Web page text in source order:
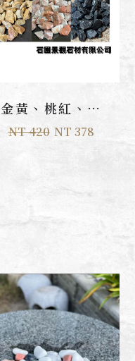
加入購物車
金黃、桃紅、灰
黑 角石
NT 420 NT 378